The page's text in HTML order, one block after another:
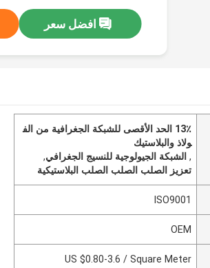
افضل سعر
13٪ الحد الأقصى للشبكة الجغرافية من الف
ولاذ والبلاستيك
,الشبكة الجيولوجية للنسيج الجغرافي,
تعزيز الصلب الصلب الصلب البلاستيكية
ISO9001
OEM
US $0.80-3.6 / Square Meter